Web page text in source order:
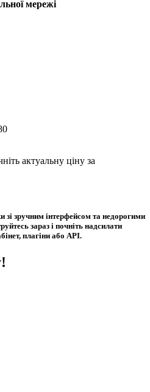
мережі
актуальну ціну за
зручним інтерфейсом та недорогими
зараз і почніть надсилати
плагіни або API.